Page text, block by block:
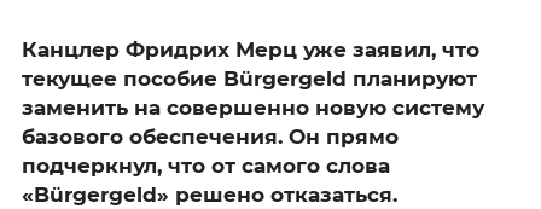
Канцлер Фридрих Мерц уже заявил, что
текущее пособие Bürgergeld планируют
заменить на совершенно новую систему
базового обеспечения. Он прямо
подчеркнул, что от самого слова
«Bürgergeld» решено отказаться.